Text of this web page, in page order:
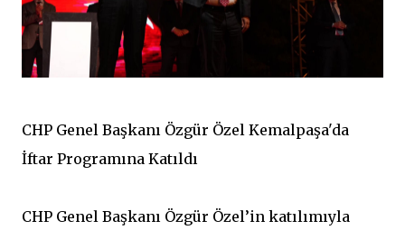
CHP Genel Başkanı Özgür Özel Kemalpaşa'da
İftar Programına Katıldı
CHP Genel Başkanı Özgür Özel’in katılımıyla